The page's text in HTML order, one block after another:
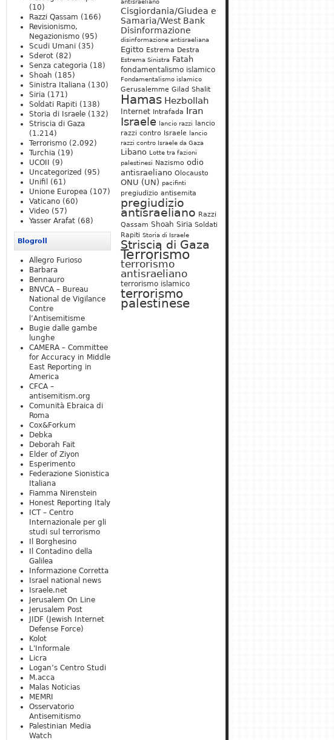
Cisgiordania/Giudea e
Samaria/West Bank
Disinformazione
disinformazione antisraeliana
Egitto Estrema Destra
Estrema Sinistra Fatah
fondamentalismo islamico
Fondamentalismo islamico
Gerusalemme Gilad Shalit
Hamas Hezbollah
Internet Intrafada Iran
Israele lancio razzi
lancio
razzi contro Israele lancio
razzi contro Israele da Gaza
Libano Lotte tra fazioni
palestinesi Nazismo odio
antisraeliano Olocausto
ONU (UN) pacifinti
pregiudizio antisemita
pregiudizio
antisraeliano Razzi
Qassam Shoah Siria Soldati
Rapiti Storia di Israele
Striscia di Gaza
Terrorismo
terrorismo
antisraeliano
terrorismo islamico
terrorismo
palestinese
(10)
Razzi Qassam (166)
Revisionismo,
Negazionismo (95)
Scudi Umani (35)
Sderot (82)
Senza categoria (18)
Shoah (185)
Sinistra Italiana (130)
Siria (171)
Soldati Rapiti (138)
Storia di Israele (132)
Striscia di Gaza
(1.214)
Terrorismo (2.092)
Turchia (19)
UCOII
(9)
Uncategorized (95)
Unifil
(61)
Unione Europea (107)
Vaticano (60)
Video (57)
Yasser Arafat (68)
Blogroll
Allegro Furioso
Barbara
Bennauro
BNVCA – Bureau
National de Vigilance
Contre
l’Antisemitisme
Bugie dalle gambe
lunghe
CAMERA – Committee
for Accuracy in Middle
East Reporting in
America
CFCA –
antisemitism.org
Comunità Ebraica di
Roma
Cox&Forkum
Debka
Deborah Fait
Elder of Ziyon
Esperimento
Federazione Sionistica
Italiana
Fiamma Nirenstein
Honest Reporting Italy
ICT – Centro
Internazionale per gli
studi sul terrorismo
Il Borghesino
Il Contadino della
Galilea
Informazione Corretta
Israel national news
Israele.net
Jerusalem On Line
Jerusalem Post
JIDF (Jewish Internet
Defense Force)
Kolot
L'Informale
Licra
Logan’s Centro Studi
M.acca
Malas Noticias
MEMRI
Osservatorio
Antisemitismo
Palestinian Media
Watch